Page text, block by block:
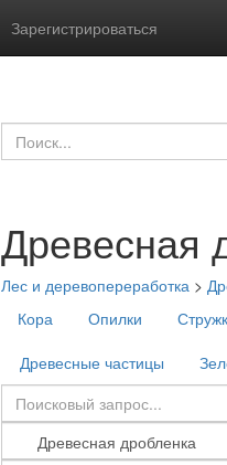
Зарегистрироваться
Древесная
Лес и деревопереработка >
Кора
Опилки
Древесные частицы